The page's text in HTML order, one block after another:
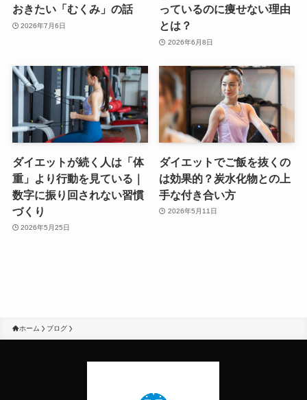
おきたい「むくみ」の話
2026年7月6日
っているのに痩せない理由
とは？
2026年6月8日
ダイエットが続く人は「体
重」より行動を見ている｜
数字に振り回されない習慣
づくり
2026年5月25日
ダイエットでご飯を抜くの
は効果的？炭水化物との上
手な付き合い方
2026年5月11日
ホーム ブログ